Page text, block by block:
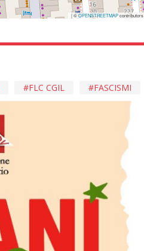
| ©OPENSTREETMAPcontributors
FASCISMI
FLC CGIL